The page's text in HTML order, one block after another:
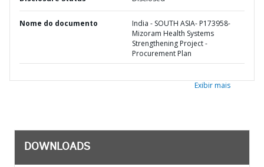
Nome do documento
India - SOUTH ASIA- P173958-
Mizoram Health Systems
Strengthening Project -
Procurement Plan
Exibir mais
DOWNLOADS